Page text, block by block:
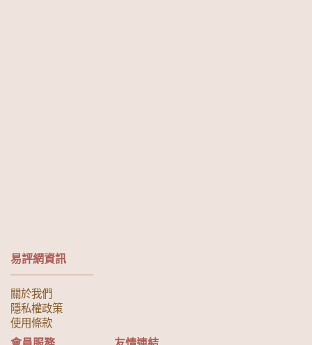
易評網資訊
關於我們
隱私權政策
使用條款